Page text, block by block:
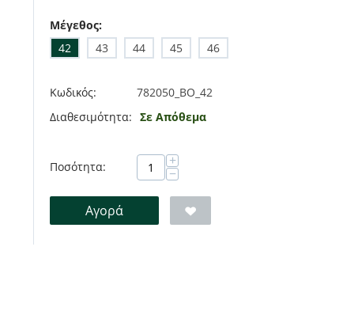
Μέγεθος:
42
43 44 45 46
Κωδικός:
782050_BO_42
Διαθεσιμότητα: Σε Απόθεμα
Ποσότητα: +
−
Αγορά